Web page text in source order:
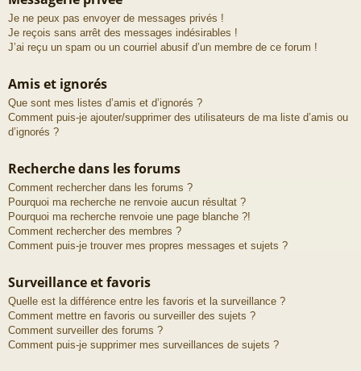
Je ne peux pas envoyer de messages privés !
Je reçois sans arrêt des messages indésirables !
J’ai reçu un spam ou un courriel abusif d’un membre de ce forum !
Amis et ignorés
Que sont mes listes d’amis et d’ignorés ?
Comment puis-je ajouter/supprimer des utilisateurs de ma liste d’amis ou
d’ignorés ?
Recherche dans les forums
Comment rechercher dans les forums ?
Pourquoi ma recherche ne renvoie aucun résultat ?
Pourquoi ma recherche renvoie une page blanche ?!
Comment rechercher des membres ?
Comment puis-je trouver mes propres messages et sujets ?
Surveillance et favoris
Quelle est la différence entre les favoris et la surveillance ?
Comment mettre en favoris ou surveiller des sujets ?
Comment surveiller des forums ?
Comment puis-je supprimer mes surveillances de sujets ?